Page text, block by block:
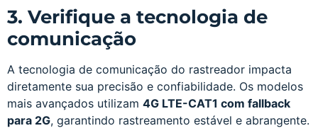
3. Verifique a tecnologia de
comunicação
A tecnologia de comunicação do rastreador impacta
diretamente sua precisão e confiabilidade. Os modelos
mais avançados utilizam 4G LTE-CAT1 com fallback
para 2G, garantindo rastreamento estável e abrangente.